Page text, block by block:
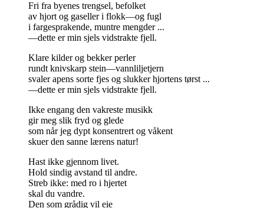
Fri fra byenes trengsel, befolket
av hjort og gaseller i flokk—og fugl
i fargesprakende, muntre mengder ...
—dette er min sjels vidstrakte fjell.
Klare kilder og bekker perler
rundt knivskarp stein—vannliljetjern
svaler apens sorte fjes og slukker hjortens tørst ...
—dette er min sjels vidstrakte fjell.
Ikke engang den vakreste musikk
gir meg slik fryd og glede
som når jeg dypt konsentrert og våkent
skuer den sanne lærens natur!
Hast ikke gjennom livet.
Hold sindig avstand til andre.
Streb ikke: med ro i hjertet
skal du vandre.
Den som grådig vil eie